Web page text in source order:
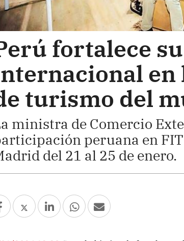
fortalece
turismo del
ministra de Comercio
peruana en
del 21 al 25 de enero.